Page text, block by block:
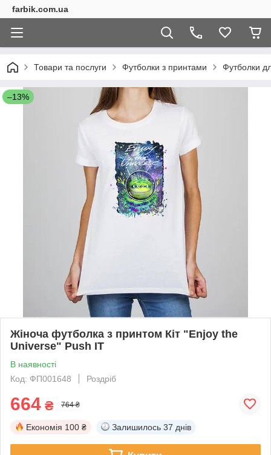
farbik.com.ua
Товари та послуги Футболки з принтами Футболки
–13%
Жіноча футболка з принтом Кіт "Enjoy the
Universe" Push IT
В наявності
Код: ФП001648
Роздріб
664 ₴ 764 ₴
Економія 100 ₴ Залишилось 37 днів